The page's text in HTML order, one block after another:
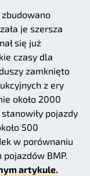
je szersza
się już
czasy dla
zamknięto
z ery
około 2000
pojazdy
500
w porównaniu
BMP.
artykule.